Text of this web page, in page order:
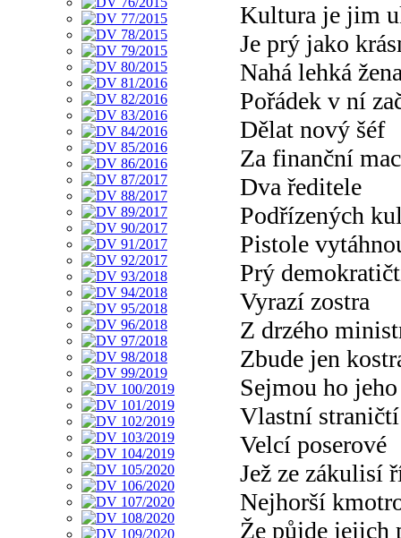
Kultura je jim
Je prý jako
Nahá lehká
Pořádek v ní
Dělat nový šéf
Za finanční
Dva ředitele
Podřízených
Pistole
Prý
Vyrazí zostra
Z drzého
Zbude jen
Sejmou ho jeho
Vlastní
Velcí poserové
Jež ze zákulisí
Nejhorší
Že půjde jejich